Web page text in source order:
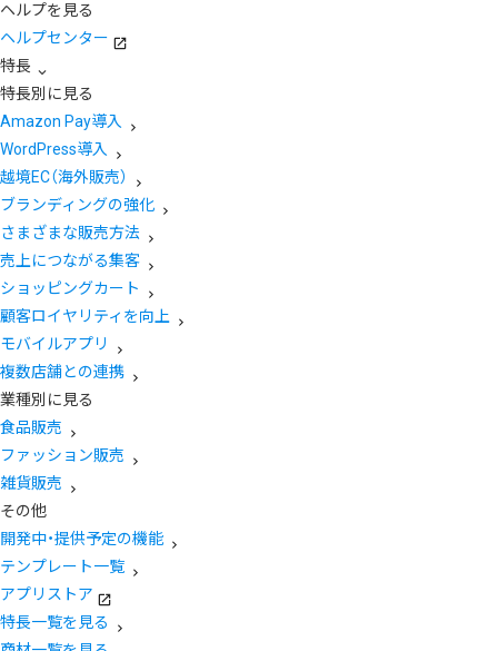
ヘルプを見る
ヘルプセンター
特長
特長別に見る
Amazon Pay導入
WordPress導入
越境EC（海外販売）
ブランディングの強化
さまざまな販売方法
売上につながる集客
ショッピングカート
顧客ロイヤリティを向上
モバイルアプリ
複数店舗との連携
業種別に見る
食品販売
ファッション販売
雑貨販売
その他
開発中・提供予定の機能
テンプレート一覧
アプリストア
特長一覧を見る